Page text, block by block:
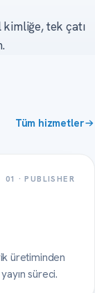
tek çatı
Tüm hizmetler
01 · PUBLISHER
üretiminden
süreci.